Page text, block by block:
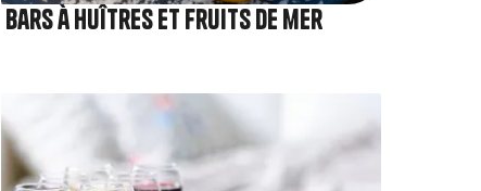
Bars à huîtres et fruits de mer